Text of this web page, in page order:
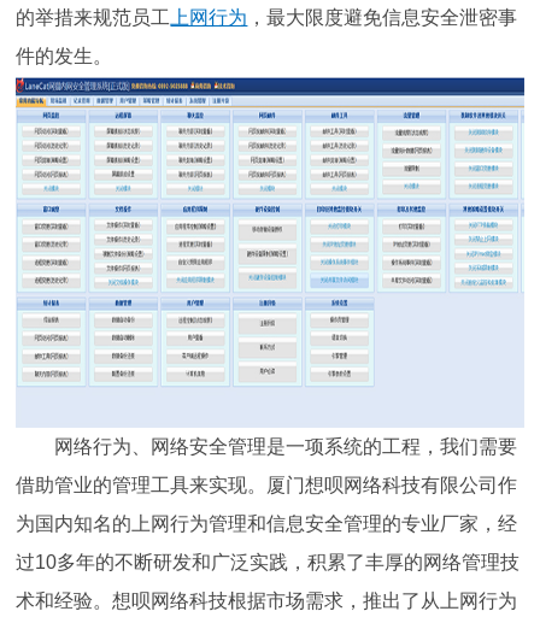
的举措来规范员工 上网行为 ，最大限度避免信息安全泄密事
件的发生。
网络行为、网络安全管理是一项系统的工程，我们需要
借助管业的管理工具来实现。厦门想呗网络科技有限公司作
为国内知名的上网行为管理和信息安全管理的专业厂家，经
过10多年的不断研发和广泛实践，积累了丰厚的网络管理技
术和经验。想呗网络科技根据市场需求，推出了从上网行为